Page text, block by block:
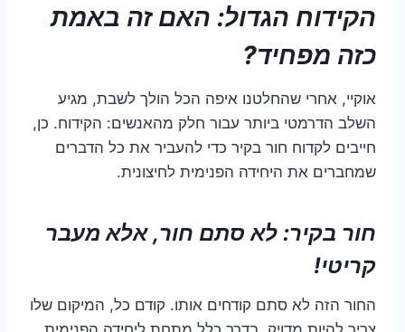
הקידוח הגדול: האם זה באמת
כזה מפחיד?
אוקיי, אחרי שהחלטנו איפה הכל הולך לשבת, מגיע
השלב הדרמטי ביותר עבור חלק מהאנשים: הקידוח. כן,
חייבים לקדוח חור בקיר כדי להעביר את כל הדברים
שמחברים את היחידה הפנימית לחיצונית.
חור בקיר: לא סתם חור, אלא מעבר
קריטי!
החור הזה לא סתם קודחים אותו. קודם כל, המיקום שלו